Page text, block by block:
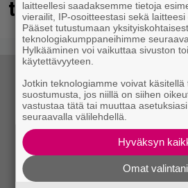
täynnä lomaa,
laitteellesi saadaksemme tietoja
vierailit, IP-osoitteestasi sekä laitteesi
Pääset tutustumaan
teknologiakumppaneihimme
Hylkääminen voi vaikuttaa sivuston
käytettävyyteen.
Jotkin teknologiamme voivat käsitellä
suostumusta, jos niillä on siihen
vastustaa tätä tai muuttaa
seuraavalla välilehdellä.
Hyväksyn
Omat valintani